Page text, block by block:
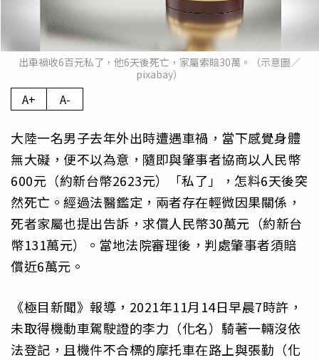
出車禍收6百元私了，他6天後死亡，家屬索賠30萬。（示意圖／
pixabay）
A+ A-
大陸一名男子去年外出時遭遇車禍，當下感覺身體
無大礙，便不以為意，隨即與肇事者協商以人民幣
600元（約新台幣2623元）「私了」，怎料6天後突
然死亡。經過法醫鑑定，兩者存在輕微因果關係，
死者家屬也提出告訴，求償人民幣30萬元（約新台
幣131萬元）。當地法院審理後，判處肇事者須賠
償近6萬元。
《極目新聞》報導，2021年11月14日早晨7時許，
未取得機動車駕駛證的李力（化名）騎著一輛沒依
法登記，且機件不合標的摩托車在路上與張勤（化